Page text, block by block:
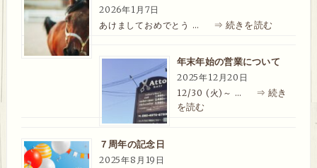
2026年1月7日
あけましておめでとう …
⇒ 続きを読む
年末年始の営業について
2025年12月20日
12/30 (火)～ …
⇒ 続き
を読む
７周年の記念日
2025年8月19日